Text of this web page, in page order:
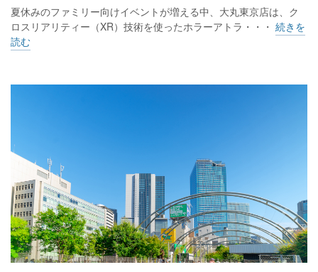
夏休みのファミリー向けイベントが増える中、大丸東京店は、ク
ロスリアリティー（XR）技術を使ったホラーアトラ・・・ 続きを
読む